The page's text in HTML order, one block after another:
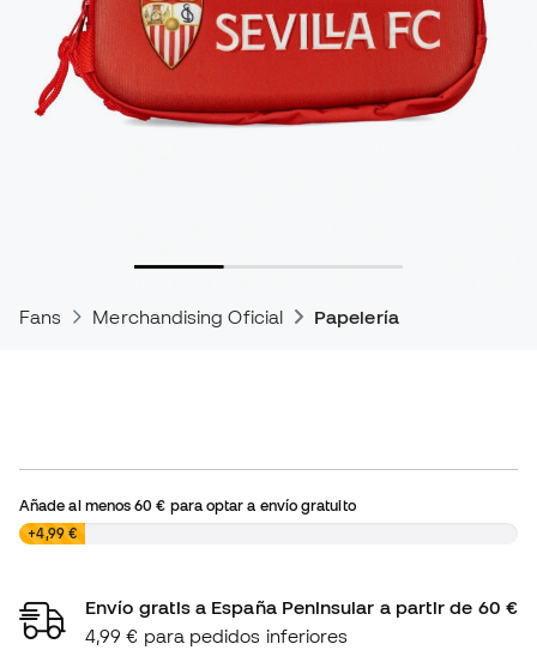
Fans Merchandising Oficial Papelería
Añade al menos60 € para optar a envío gratuito
0,00 €
+4,99 €
Envío gratis a España Peninsular a partir de 60 €
4,99 € para pedidos inferiores